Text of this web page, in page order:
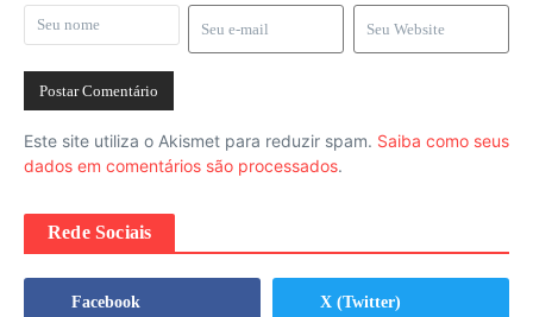
Este site utiliza o Akismet para reduzir spam. Saiba como seus
dados em comentários são processados.
Rede Sociais
Facebook
X (Twitter)